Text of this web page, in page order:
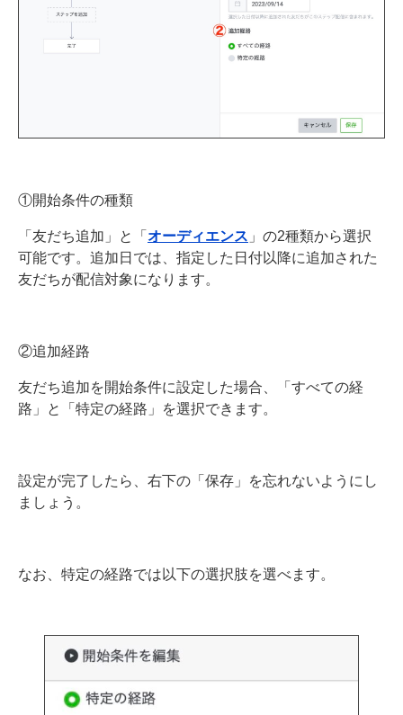
①開始条件の種類
「友だち追加」と「 オーディエンス 」の2種類から選択
可能です。追加日では、指定した日付以降に追加された
友だちが配信対象になります。
②追加経路
友だち追加を開始条件に設定した場合、「すべての経
路」と「特定の経路」を選択できます。
設定が完了したら、右下の「保存」を忘れないようにし
ましょう。
なお、特定の経路では以下の選択肢を選べます。